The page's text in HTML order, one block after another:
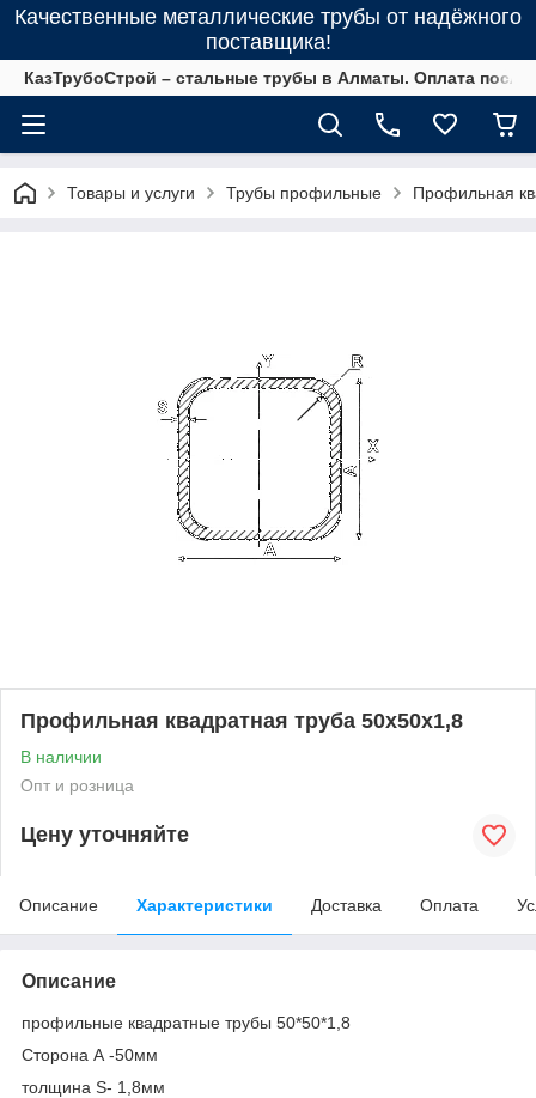
Качественные металлические трубы от надёжного
поставщика!
КазТрубоСтрой – стальные трубы в Алматы. Оплата
Товары и услуги Трубы профильные Профильная
Профильная квадратная труба 50х50х1,8
В наличии
Опт и розница
Цену уточняйте
Описание Характеристики Доставка Оплата
Описание
профильные квадратные трубы 50*50*1,8
Сторона А -50мм
толщина S- 1,8мм